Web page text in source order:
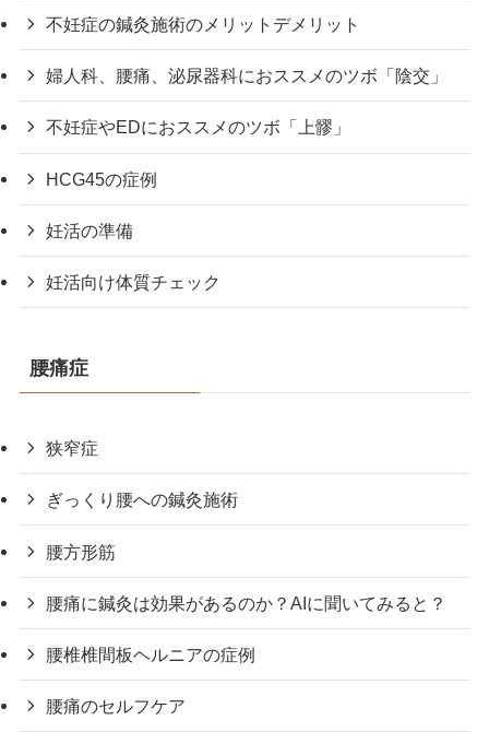
不妊症の鍼灸施術のメリットデメリット
婦人科、腰痛、泌尿器科におススメのツボ「陰交」
不妊症やEDにおススメのツボ「上髎」
HCG45の症例
妊活の準備
妊活向け体質チェック
腰痛症
狭窄症
ぎっくり腰への鍼灸施術
腰方形筋
腰痛に鍼灸は効果があるのか？AIに聞いてみると？
腰椎椎間板ヘルニアの症例
腰痛のセルフケア